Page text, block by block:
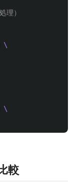
理）
\
\
較